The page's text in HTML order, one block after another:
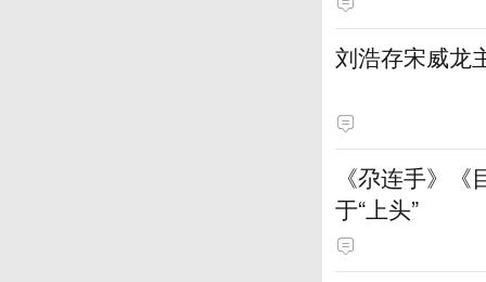
刘浩存宋威龙
《尕连手》
于“上头”